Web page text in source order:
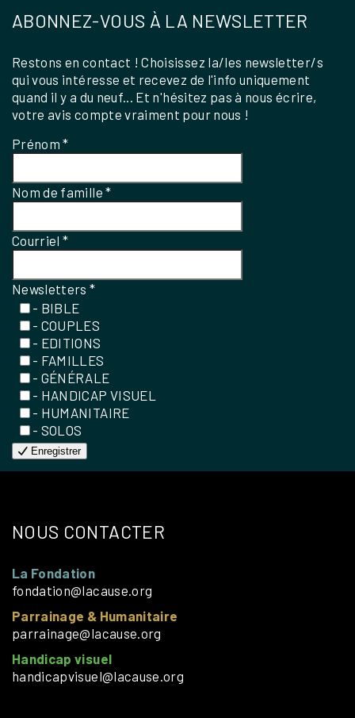
ABONNEZ-VOUS À LA NEWSLETTER
Restons en contact ! Choisissez la/les newsletter/s
qui vous intéresse et recevez de l'info uniquement
quand il y a du neuf... Et n'hésitez pas à nous écrire,
votre avis compte vraiment pour nous !
Prénom*
Nom de famille*
Courriel*
Newsletters*
- BIBLE
- COUPLES
- EDITIONS
- FAMILLES
- GÉNÉRALE
- HANDICAP VISUEL
- HUMANITAIRE
- SOLOS
Enregistrer
NOUS CONTACTER
La Fondation
fondation@lacause.org
Parrainage & Humanitaire
parrainage@lacause.org
Handicap visuel
handicapvisuel@lacause.org